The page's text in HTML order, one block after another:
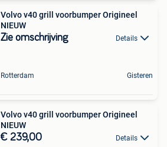
Volvo v40 grill voorbumper Origineel
NIEUW
Zie omschrijving Details
Rotterdam Gisteren
Volvo v40 grill voorbumper Origineel
NIEUW
€ 239,00 Details